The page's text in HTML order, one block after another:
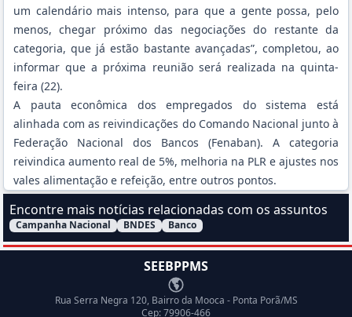
um calendário mais intenso, para que a gente possa, pelo
menos, chegar próximo das negociações do restante da
categoria, que já estão bastante avançadas”, completou, ao
informar que a próxima reunião será realizada na quinta-
feira (22).
A pauta econômica dos empregados do sistema está
alinhada com as reivindicações do Comando Nacional junto à
Federação Nacional dos Bancos (Fenaban). A categoria
reivindica aumento real de 5%, melhoria na PLR e ajustes nos
vales alimentação e refeição, entre outros pontos.
Encontre mais notícias relacionadas com os assuntos
Filtrar Notícias pelo assunto:
Campanha Nacional BNDES Banco
SEEBPPMS
Endereço
Rua Serra Negra 120, Bairro da Mooca - Ponta Porã/MS
Cep: 79906-466